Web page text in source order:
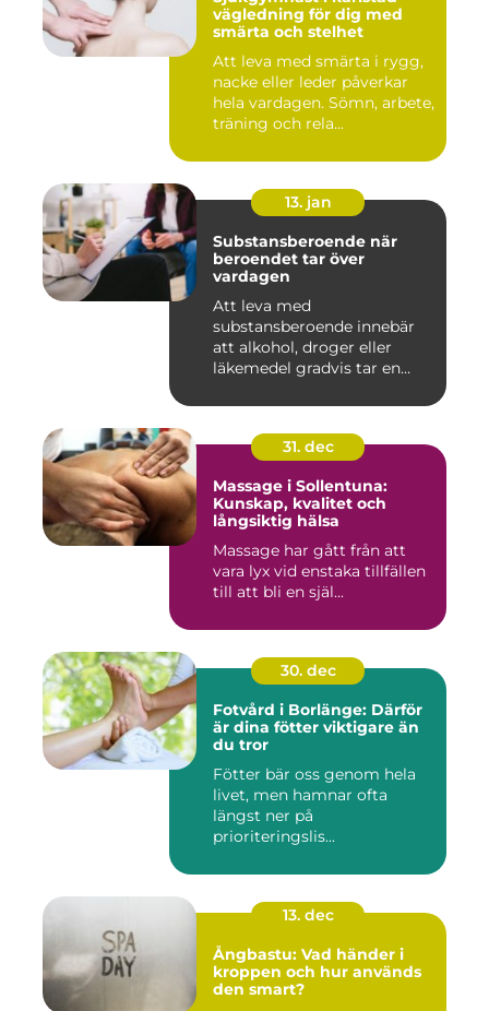
vägledning för dig med
smärta och stelhet
Att leva med smärta i rygg,
nacke eller leder påverkar
hela vardagen. Sömn, arbete,
träning och rela...
13. jan
Substansberoende när
beroendet tar över
vardagen
Att leva med
substansberoende innebär
att alkohol, droger eller
läkemedel gradvis tar en
31. dec
Massage i Sollentuna:
Kunskap, kvalitet och
långsiktig hälsa
Massage har gått från att
vara lyx vid enstaka tillfällen
till att bli en själ...
30. dec
Fotvård i Borlänge: Därför
är dina fötter viktigare än
du tror
Fötter bär oss genom hela
livet, men hamnar ofta
längst ner på
prioriteringslis...
13. dec
Ångbastu: Vad händer i
kroppen och hur används
den smart?